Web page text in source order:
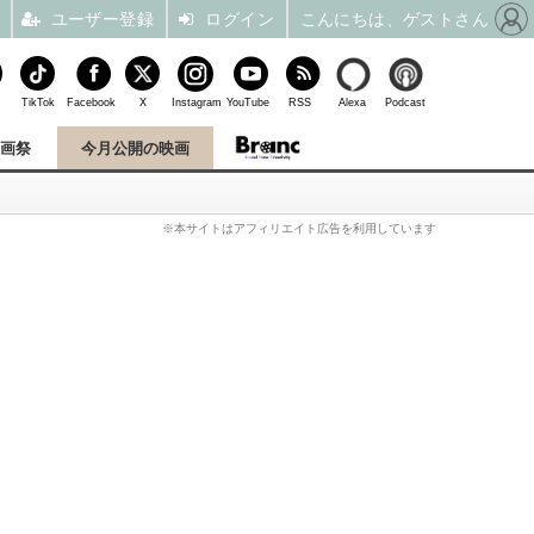
祭 今月公開の映画
※本サイトはアフィリエイト広告を利用しています
TikTok Facebook X Instagram YouTube RSS Alexa Podcast
ユーザー登録 ログイン こんにちは、ゲストさん